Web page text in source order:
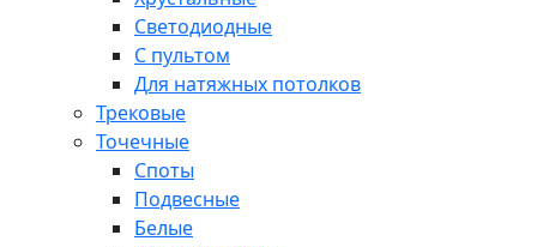
Светодиодные
С пультом
Для натяжных потолков
Трековые
Точечные
Споты
Подвесные
Белые